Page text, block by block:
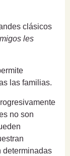
clásicos
les
las familias.
no son
determinadas